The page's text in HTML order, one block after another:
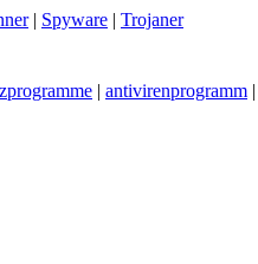
| Spyware | Trojaner
| antivirenprogramm